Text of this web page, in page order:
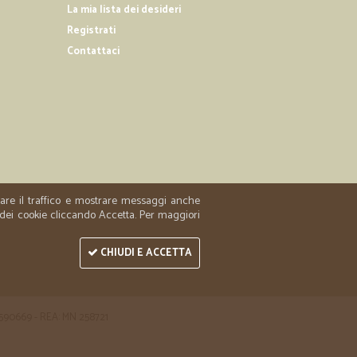
tra i…
conosciuti, impeccabili ed efficienti, spedizione
La mia lista dei desideri
Registrati
Contattaci
il traffico e mostrare messaggi anche
cookie cliccando Accetta. Per maggiori
CHIUDI E ACCETTA